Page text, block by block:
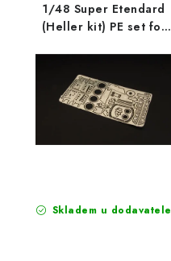
1/48 Super Etendard
(Heller kit) PE set for
Skladem u dodavatele